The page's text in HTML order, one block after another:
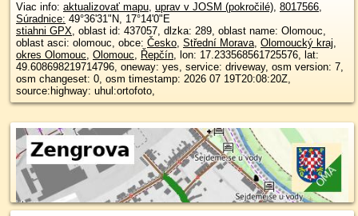
Viac info: aktualizovať mapu, uprav v JOSM (pokročilé), 8017566,
Súradnice: 49°36'31"N, 17°14'0"E
stiahni GPX, oblast id: 437057, dlzka: 289, oblast name: Olomouc,
oblast asci: olomouc, obce: Česko, Střední Morava, Olomoucký kraj,
okres Olomouc, Olomouc, Řepčín, lon: 17.233568561725576, lat:
49.608698219714796, oneway: yes, service: driveway, osm version: 7,
osm changeset: 0, osm timestamp: 2026 07 19T20:08:20Z,
source:highway: uhul:ortofoto,